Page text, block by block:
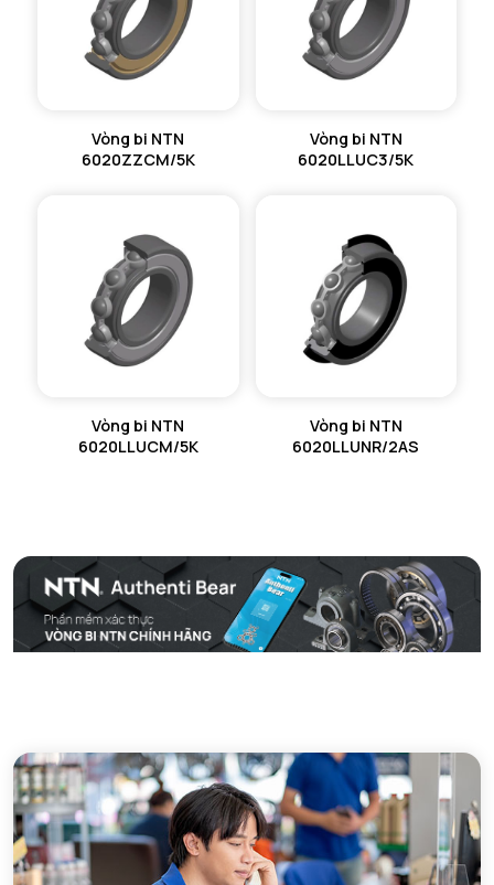
Vòng bi NTN
6020ZZCM/5K
Vòng bi NTN
6020LLUC3/5K
Vòng bi NTN
6020LLUCM/5K
Vòng bi NTN
6020LLUNR/2AS